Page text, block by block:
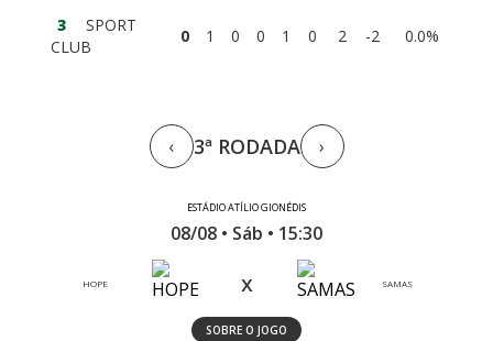
3
SPORT
CLUB
0 1 0 0 1 0 2 -2 0.0%
‹ 3ª RODADA ›
ESTÁDIO ATÍLIO GIONÉDIS
08/08 • Sáb • 15:30
HOPE x SAMAS
SOBRE O JOGO